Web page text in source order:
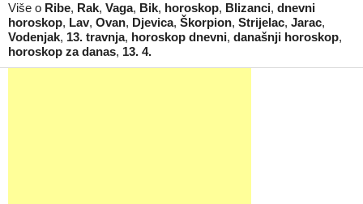
Više o Ribe, Rak, Vaga, Bik, horoskop, Blizanci, dnevni
horoskop, Lav, Ovan, Djevica, Škorpion, Strijelac, Jarac,
Vodenjak, 13. travnja, horoskop dnevni, današnji horoskop,
horoskop za danas, 13. 4.